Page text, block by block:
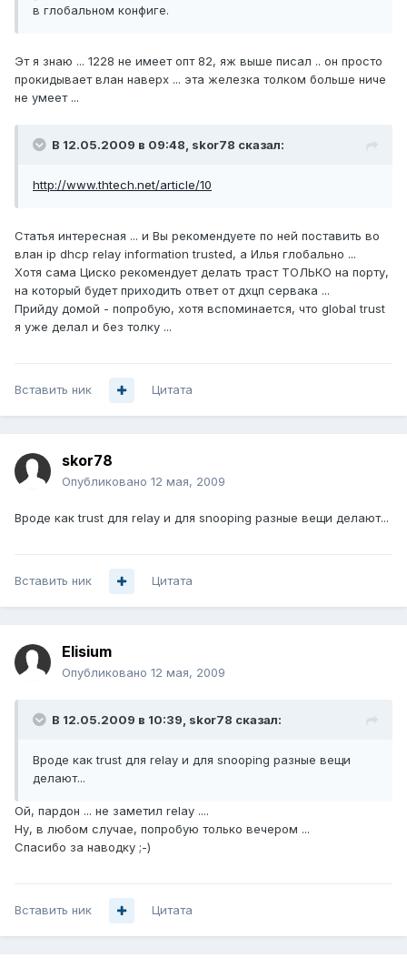
в глобальном конфиге.
Эт я знаю ... 1228 не имеет опт 82, яж выше писал .. он просто
прокидывает влан наверх ... эта железка толком больше ниче
не умеет ...
В 12.05.2009 в 09:48, skor78 сказал:
http://www.thtech.net/article/10
Статья интересная ... и Вы рекомендуете по ней поставить во
влан ip dhcp relay information trusted, а Илья глобально ...
Хотя сама Циско рекомендует делать траст ТОЛЬКО на порту,
на который будет приходить ответ от дхцп сервака ...
Прийду домой - попробую, хотя вспоминается, что global trust
я уже делал и без толку ...
Вставить ник Цитата
skor78
Опубликовано 12 мая, 2009
Вроде как trust для relay и для snooping разные вещи делают...
Вставить ник Цитата
Elisium
Опубликовано 12 мая, 2009
В 12.05.2009 в 10:39, skor78 сказал:
Вроде как trust для relay и для snooping разные вещи
делают...
Ой, пардон ... не заметил relay ....
Ну, в любом случае, попробую только вечером ...
Спасибо за наводку ;-)
Вставить ник Цитата